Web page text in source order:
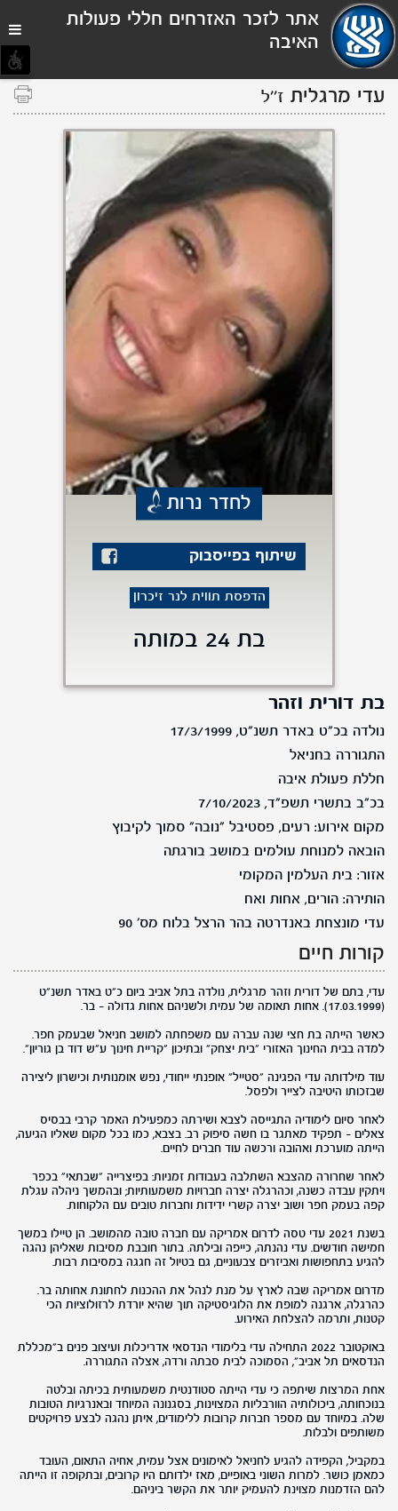
תפריט
נגישות
אתר לזכר האזרחים חללי פעולות
האיבה
עדי מרגלית ז''ל
לחדר נרות
שיתוף בפייסבוק
הדפסת תווית לנר זיכרון
בת 24 במותה
בת דורית וזהר
נולדה בכ"ט באדר תשנ"ט, 17/3/1999
התגוררה בחניאל
חללת פעולת איבה
בכ"ב בתשרי תשפ"ד, 7/10/2023
מקום אירוע: רעים, פסטיבל "נובה" סמוך לקיבוץ
הובאה למנוחת עולמים במושב בורגתה
אזור: בית העלמין המקומי
הותירה: הורים, אחות ואח
עדי מונצחת באנדרטה בהר הרצל בלוח מס' 90
קורות חיים
עדי, בתם של דורית וזהר מרגלית, נולדה בתל אביב ביום כ"ט באדר תשנ"ט
(17.03.1999). אחות תאומה של עמית ולשניהם אחות גדולה - בר.
כאשר הייתה בת חצי שנה עברה עם משפחתה למושב חניאל שבעמק חפר.
למדה בבית החינוך האזורי "בית יצחק" ובתיכון "קריית חינוך ע"ש דוד בן גוריון".
עוד מילדותה עדי הפגינה "סטייל" אופנתי ייחודי, נפש אומנותית וכישרון ליצירה
שבזכותו היטיבה לצייר ולפסל.
לאחר סיום לימודיה התגייסה לצבא ושירתה כמפעילת האמר קרבי בבסיס
צאלים – תפקיד מאתגר בו חשה סיפוק רב. בצבא, כמו בכל מקום שאליו הגיעה,
הייתה מוערכת ואהובה ורכשה עוד חברים לחיים.
לאחר שחרורה מהצבא השתלבה בעבודות זמניות: בפיצרייה "שבתאי" בכפר
ויתקין עבדה כשנה, וכהרגלה יצרה חברויות משמעותיות; ובהמשך ניהלה עגלת
קפה בעמק חפר ושוב יצרה קשרי ידידות וחברות טובים עם הלקוחות.
בשנת 2021 עדי טסה לדרום אמריקה עם חברה טובה מהמושב. הן טיילו במשך
חמישה חודשים. עדי נהנתה, כייפה ובילתה. בתור חובבת מסיבות שאליהן נהגה
להגיע בתחפושות ואביזרים צבעוניים, גם בטיול זה חגגה במסיבות רבות.
מדרום אמריקה שבה לארץ על מנת לנהל את ההכנות לחתונת אחותה בר.
כהרגלה, ארגנה למופת את הלוגיסטיקה תוך שהיא יורדת לרזולוציות הכי
קטנות, ותרמה להצלחת האירוע.
באוקטובר 2022 התחילה עדי בלימודי הנדסאי אדריכלות ועיצוב פנים ב"מכללת
הנדסאים תל אביב", הסמוכה לבית סבתה ורדה, אצלה התגוררה.
אחת המרצות שיתפה כי עדי הייתה סטודנטית משמעותית בכיתה ובלטה
בנוכחותה, ביכולותיה הוורבליות המצוינות, בסגנונה המיוחד ובאנרגיות הטובות
שלה. במיוחד עם מספר חברות קרובות ללימודים, איתן נהגה לבצע פרויקטים
משותפים ולבלות.
במקביל, הקפידה להגיע לחניאל לאימונים אצל עמית, אחיה התאום, העובד
כמאמן כושר. למרות השוני באופיים, מאז ילדותם היו קרובים, ובתקופה זו הייתה
להם הזדמנות מצוינת להעמיק יותר את הקשר ביניהם.